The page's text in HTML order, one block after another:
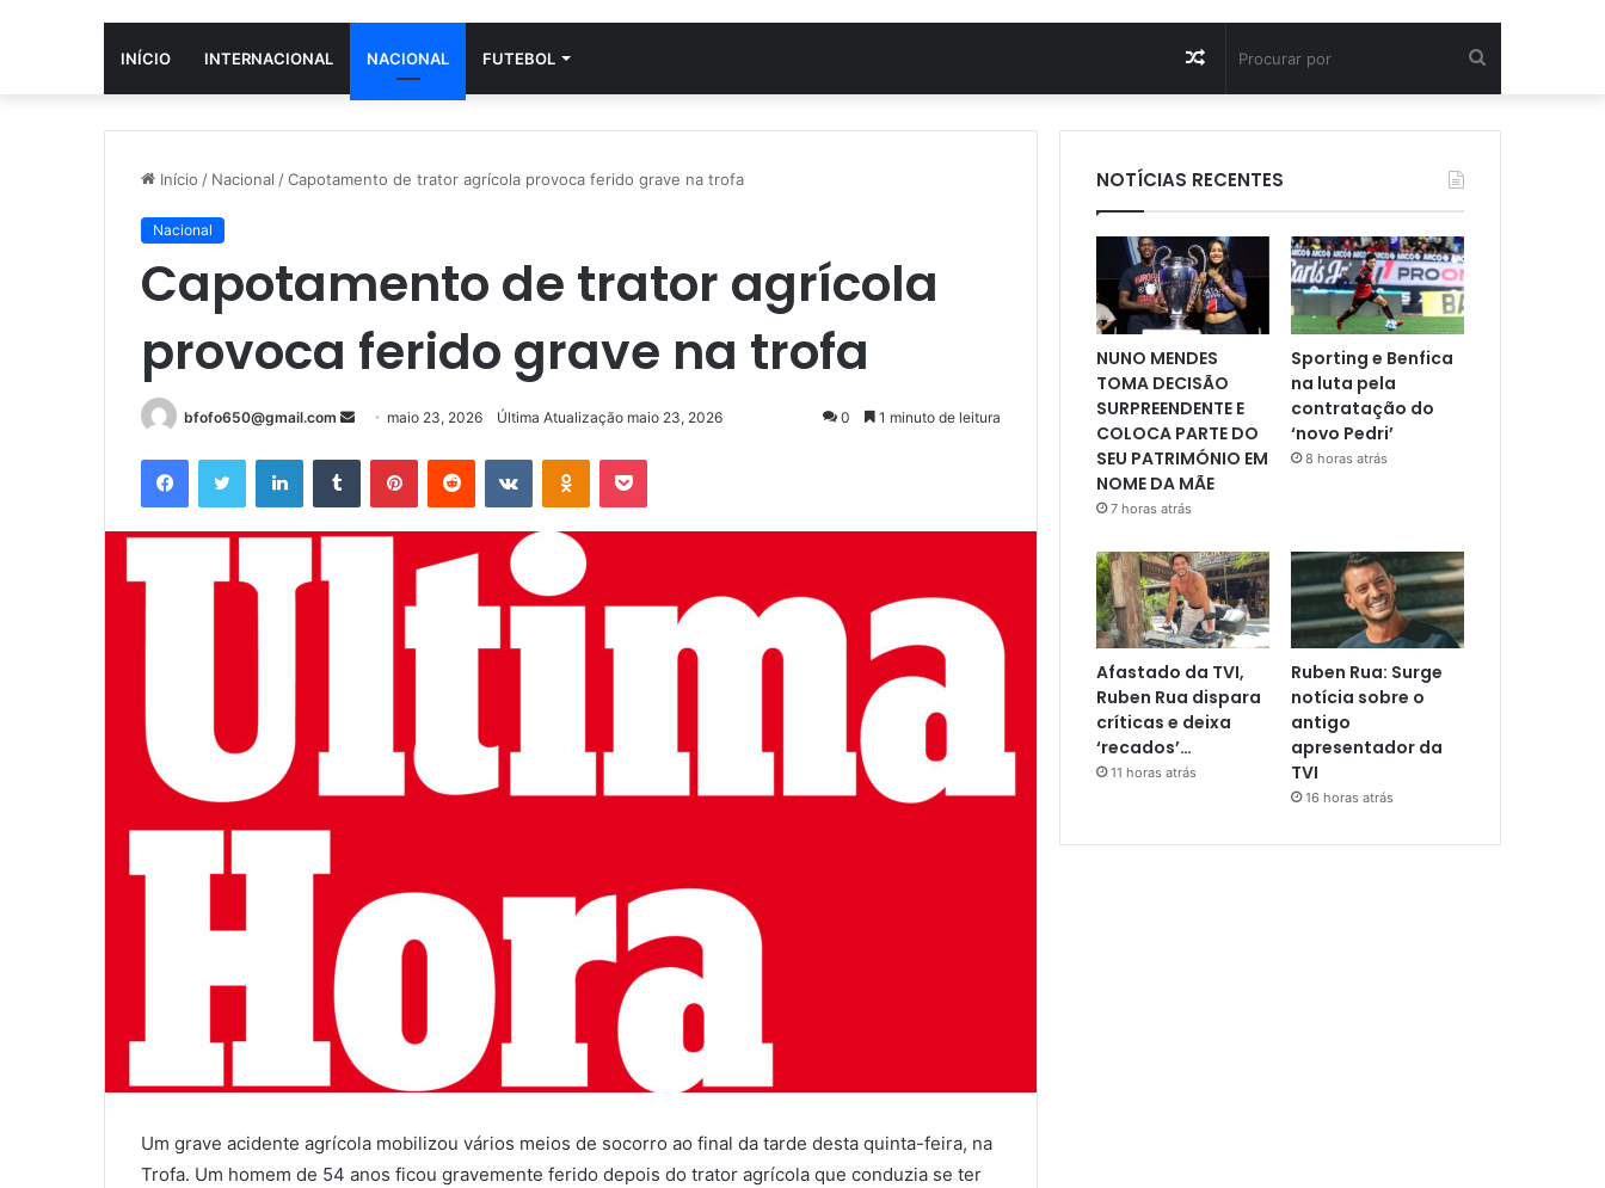
INÍCIO INTERNACIONAL NACIONAL FUTEBOL
por
Artigo
aleatório
Início / Nacional /Capotamento de trator agrícola provoca ferido grave na trofa
Nacional
Capotamento de trator agrícola
provoca ferido grave na trofa
bfofo650@gmail.com
Mande
mail
maio 23, 2026 Última Atualização maio 23, 2026 0 1 minuto de leitura
FacebookTwitter LinkedinTumblr PinterestReddit VK OK Pocket
Um grave acidente agrícola mobilizou vários meios de socorro ao final da tarde desta quinta-feira, na
Trofa. Um homem de 54 anos ficou gravemente ferido depois do trator agrícola que conduzia se ter
NOTÍCIAS RECENTES
NUNO MENDES
TOMA DECISÃO
SURPREENDENTE E
COLOCA PARTE DO
SEU PATRIMÓNIO EM
NOME DA MÃE
7 horas atrás
Sporting e Benfica
na luta pela
contratação do
‘novo Pedri’
8 horas atrás
Afastado da TVI,
Ruben Rua dispara
críticas e deixa
‘recados’…
11 horas atrás
Ruben Rua: Surge
notícia sobre o
antigo
apresentador da
TVI
16 horas atrás